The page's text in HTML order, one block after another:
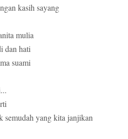
kasih sayang
mulia
dan hati
suami
semudah yang kita janjikan